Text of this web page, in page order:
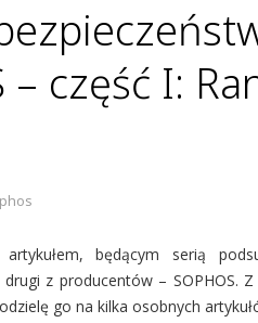
– część I:
będącym serią
z producentów – SOPHOS.
go na kilka osobnych